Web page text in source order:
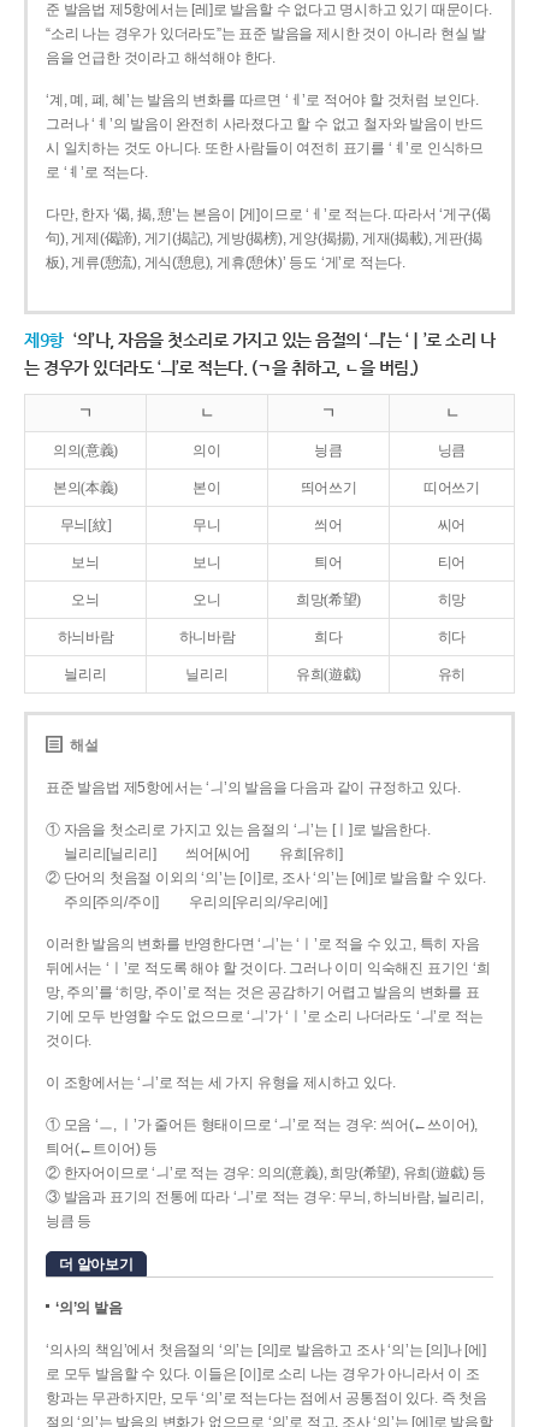
준 발음법 제5항에서는 [레]로 발음할 수 없다고 명시하고 있기 때문이다.
“소리 나는 경우가 있더라도”는 표준 발음을 제시한 것이 아니라 현실 발
음을 언급한 것이라고 해석해야 한다.
‘계, 몌, 폐, 혜’는 발음의 변화를 따르면 ‘ㅔ’로 적어야 할 것처럼 보인다.
그러나 ‘ㅖ’의 발음이 완전히 사라졌다고 할 수 없고 철자와 발음이 반드
시 일치하는 것도 아니다. 또한 사람들이 여전히 표기를 ‘ㅖ’로 인식하므
로 ‘ㅖ’로 적는다.
다만, 한자 ‘偈, 揭, 憩’는 본음이 [게]이므로 ‘ㅔ’로 적는다. 따라서 ‘게구(偈
句), 게제(偈諦), 게기(揭記), 게방(揭榜), 게양(揭揚), 게재(揭載), 게판(揭
板), 게류(憩流), 게식(憩息), 게휴(憩休)’ 등도 ‘게’로 적는다.
제9항 ‘의’나, 자음을 첫소리로 가지고 있는 음절의 ‘ㅢ’는 ‘ㅣ’로 소리 나
는 경우가 있더라도 ‘ㅢ’로 적는다. (ㄱ을 취하고, ㄴ을 버림.)
ㄱ ㄴ ㄱ ㄴ
의의(意義) 의이 닁큼 닝큼
본의(本義) 본이 띄어쓰기 띠어쓰기
무늬[紋] 무니 씌어 씨어
보늬 보니 틔어 티어
오늬 오니 희망(希望) 히망
하늬바람 하니바람 희다 히다
늴리리 닐리리 유희(遊戱) 유히
해설
표준 발음법 제5항에서는 ‘ㅢ’의 발음을 다음과 같이 규정하고 있다.
① 자음을 첫소리로 가지고 있는 음절의 ‘ㅢ’는 [ㅣ]로 발음한다.
늴리리[닐리리]
씌어[씨어]
유희[유히]
② 단어의 첫음절 이외의 ‘의’는 [이]로, 조사 ‘의’는 [에]로 발음할 수 있다.
주의[주의/주이]
우리의[우리의/우리에]
이러한 발음의 변화를 반영한다면 ‘ㅢ’는 ‘ㅣ’로 적을 수 있고, 특히 자음
뒤에서는 ‘ㅣ’로 적도록 해야 할 것이다. 그러나 이미 익숙해진 표기인 ‘희
망, 주의’를 ‘히망, 주이’로 적는 것은 공감하기 어렵고 발음의 변화를 표
기에 모두 반영할 수도 없으므로 ‘ㅢ’가 ‘ㅣ’로 소리 나더라도 ‘ㅢ’로 적는
것이다.
이 조항에서는 ‘ㅢ’로 적는 세 가지 유형을 제시하고 있다.
① 모음 ‘ㅡ, ㅣ’가 줄어든 형태이므로 ‘ㅢ’로 적는 경우: 씌어(←쓰이어),
틔어(←트이어) 등
② 한자어이므로 ‘ㅢ’로 적는 경우: 의의(意義), 희망(希望), 유희(遊戱) 등
③ 발음과 표기의 전통에 따라 ‘ㅢ’로 적는 경우: 무늬, 하늬바람, 늴리리,
닁큼 등
더 알아보기
‘의’의 발음
‘의사의 책임’에서 첫음절의 ‘의’는 [의]로 발음하고 조사 ‘의’는 [의]나 [에]
로 모두 발음할 수 있다. 이들은 [이]로 소리 나는 경우가 아니라서 이 조
항과는 무관하지만, 모두 ‘의’로 적는다는 점에서 공통점이 있다. 즉 첫음
절의 ‘의’는 발음의 변화가 없으므로 ‘의’로 적고, 조사 ‘의’는 [에]로 발음할